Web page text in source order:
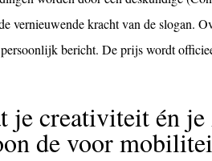
vernieuwende kracht van de slogan.
bericht. De prijs wordt
je creativiteit én
de voor